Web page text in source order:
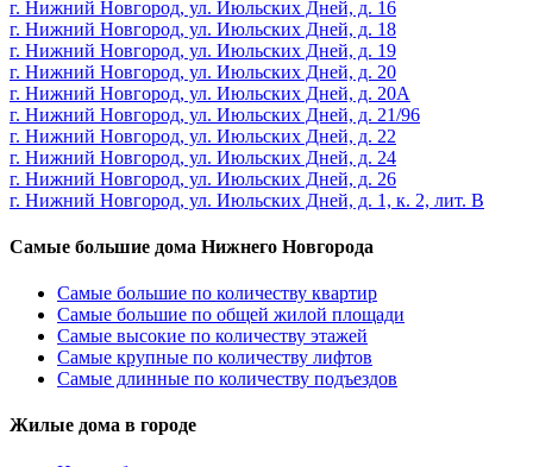
г. Нижний Новгород, ул. Июльских Дней, д. 16
г. Нижний Новгород, ул. Июльских Дней, д. 18
г. Нижний Новгород, ул. Июльских Дней, д. 19
г. Нижний Новгород, ул. Июльских Дней, д. 20
г. Нижний Новгород, ул. Июльских Дней, д. 20А
г. Нижний Новгород, ул. Июльских Дней, д. 21/96
г. Нижний Новгород, ул. Июльских Дней, д. 22
г. Нижний Новгород, ул. Июльских Дней, д. 24
г. Нижний Новгород, ул. Июльских Дней, д. 26
г. Нижний Новгород, ул. Июльских Дней, д. 1, к. 2, лит. В
Самые большие дома Нижнего Новгорода
Самые большие по количеству квартир
Самые большие по общей жилой площади
Самые высокие по количеству этажей
Самые крупные по количеству лифтов
Самые длинные по количеству подъездов
Жилые дома в городе